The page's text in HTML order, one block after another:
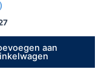
aan